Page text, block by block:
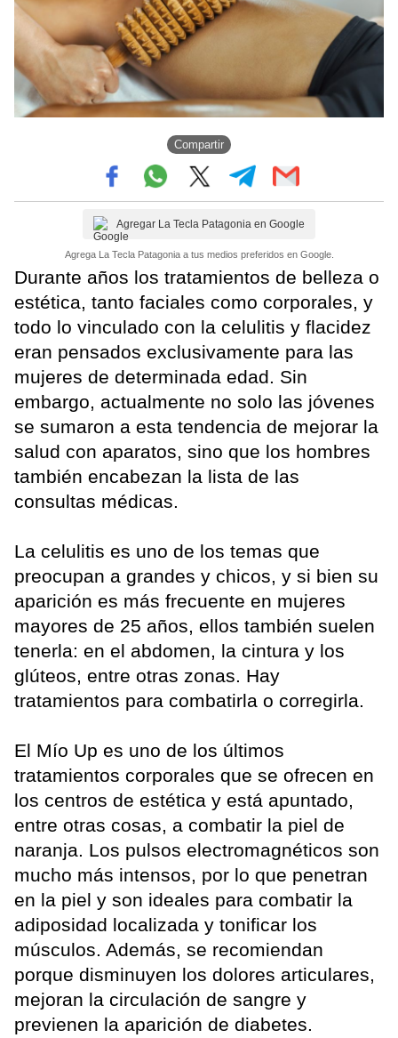
Compartir
Agregar La Tecla Patagonia en Google
Agrega La Tecla Patagonia a tus medios preferidos en Google.
Durante años los tratamientos de belleza o
estética, tanto faciales como corporales, y
todo lo vinculado con la celulitis y flacidez
eran pensados exclusivamente para las
mujeres de determinada edad. Sin
embargo, actualmente no solo las jóvenes
se sumaron a esta tendencia de mejorar la
salud con aparatos, sino que los hombres
también encabezan la lista de las
consultas médicas.
La celulitis es uno de los temas que
preocupan a grandes y chicos, y si bien su
aparición es más frecuente en mujeres
mayores de 25 años, ellos también suelen
tenerla: en el abdomen, la cintura y los
glúteos, entre otras zonas. Hay
tratamientos para combatirla o corregirla.
El Mío Up es uno de los últimos
tratamientos corporales que se ofrecen en
los centros de estética y está apuntado,
entre otras cosas, a combatir la piel de
naranja. Los pulsos electromagnéticos son
mucho más intensos, por lo que penetran
en la piel y son ideales para combatir la
adiposidad localizada y tonificar los
músculos. Además, se recomiendan
porque disminuyen los dolores articulares,
mejoran la circulación de sangre y
previenen la aparición de diabetes.